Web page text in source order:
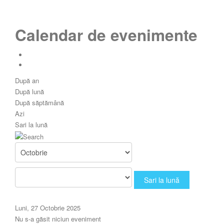
Calendar de evenimente
După an
După lună
După săptămână
Azi
Sari la lună
Sari la lună
Luni, 27 Octobrie 2025
Nu s-a găsit niciun eveniment